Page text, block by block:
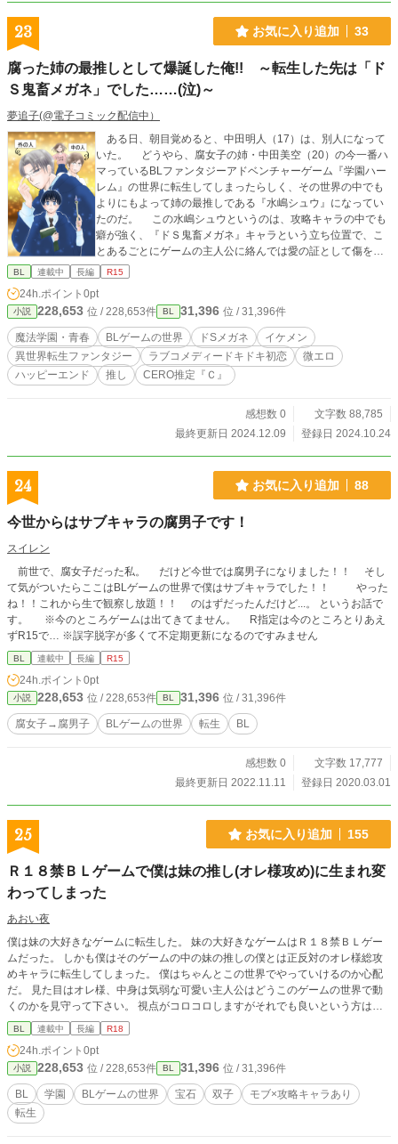
23 お気に入り追加 33
腐った姉の最推しとして爆誕した俺!! ～転生した先は「ド
Ｓ鬼畜メガネ」でした……(泣)～
夢追子(@電子コミック配信中）
ある日、朝目覚めると、中田明人（17）は、別人になって
いた。 どうやら、腐女子の姉・中田美空（20）の今一番ハ
マっているBLファンタジーアドベンチャーゲーム『学園ハー
レム』の世界に転生してしまったらしく、その世界の中でも
よりにもよって姉の最推しである『水嶋シュウ』になってい
たのだ。 この水嶋シュウというのは、攻略キャラの中でも
癖が強く、『ドＳ鬼畜メガネ』キャラという立ち位置で、こ
とあるごとにゲームの主人公に絡んでは愛の証として傷を残
していくようなサディストであった。 本来のわりと温厚な
の大いなる意思は、そんな明人に水嶋シュウという存在を完
遂させるかのように運命の悪戯を仕組んでいく。 せめて、
別の攻略キャラとのルートを進んでもらえるようにバックア
ップするつもりが、何故かゲームの主人公・鈴木ハルトはこ
とあるごとに明人の周りをうろつき始める。その上、折るは
ずのフラグを立たせるようなことばかりしてくる。 「俺
は、果たして誰かに届くのか？ 中身は温厚でお人好しのフ
ツウのDK。 外見はドＳ鬼畜メガネのBLDK。 不運な巡り
に開幕。
BL 連載中 長編 R15
24h.ポイント 0pt
小説 228,653 位 / 228,653件 BL 31,396 位 / 31,396件
魔法学園・青春 BLゲームの世界 ドSメガネ
イケメン
異世界転生ファンタジー
ラブコメディードキドキ初恋
微エロ
ハッピーエンド
推し CERO推定『Ｃ』
感想数 0
文字数 88,785
最終更新日 2024.12.09
登録日 2024.10.24
24 お気に入り追加 88
今世からはサブキャラの腐男子です！
スイレン
前世で、腐女子だった私。 だけど今世では腐男子になりました！！ そし
て気がついたらここはBLゲームの世界で僕はサブキャラでした！！ やった
ね！！これから生で観察し放題！！ のはずだったんだけど...。 というお話で
す。 ※今のところゲームは出てきてません。 R指定は今のところとりあえ
ずR15で… ※誤字脱字が多くて不定期更新になるのですみません
BL 連載中 長編 R15
24h.ポイント 0pt
小説 228,653 位 / 228,653件 BL 31,396 位 / 31,396件
腐女子→腐男子 BLゲームの世界 転生 BL
感想数 0
文字数 17,777
最終更新日 2022.11.11
登録日 2020.03.01
25 お気に入り追加 155
Ｒ１８禁ＢＬゲームで僕は妹の推し(オレ様攻め)に生まれ変
わってしまった
あおい夜
僕は妹の大好きなゲームに転生した。 妹の大好きなゲームはＲ１８禁ＢＬゲー
ムだった。 しかも僕はそのゲームの中の妹の推しの僕とは正反対のオレ様総攻
めキャラに転生してしまった。 僕はちゃんとこの世界でやっていけるのか心配
だ。 見た目はオレ様、中身は気弱な可愛い主人公はどうこのゲームの世界で動
くのかを見守って下さい。 視点がコロコロしますがそれでも良いという方は読
んでください。 ※※はr18です。
BL 連載中 長編 R18
24h.ポイント 0pt
小説 228,653 位 / 228,653件 BL 31,396 位 / 31,396件
BL 学園 BLゲームの世界 宝石 双子
モブ×攻略キャラあり
転生